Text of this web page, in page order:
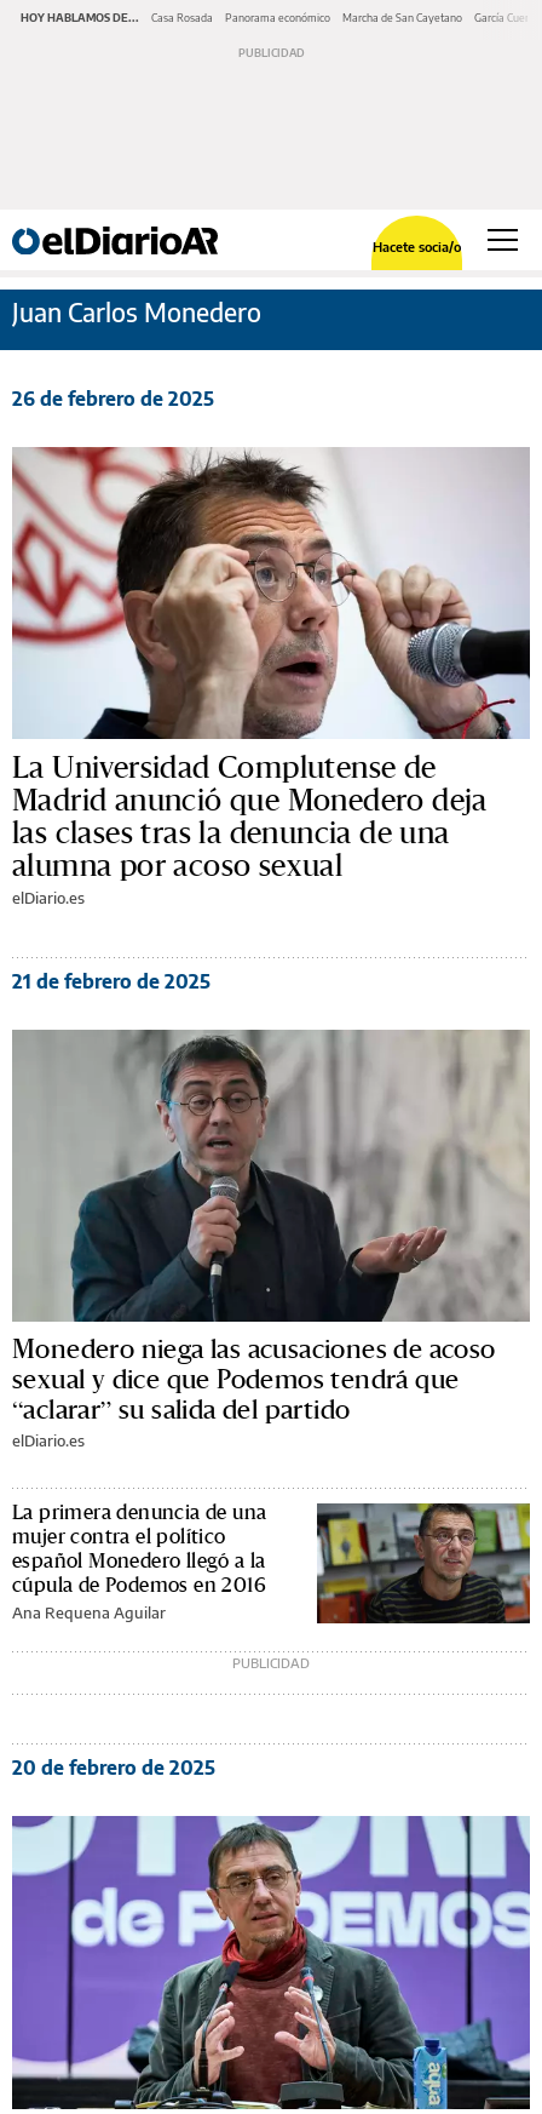
HOY HABLAMOS DE... Casa Rosada Panorama económico Marcha de San Cayetano García Cuerva
Hacete socia/o
Juan Carlos Monedero
26 de febrero de 2025
La Universidad Complutense de
Madrid anunció que Monedero deja
las clases tras la denuncia de una
alumna por acoso sexual
elDiario.es
21 de febrero de 2025
Monedero niega las acusaciones de acoso
sexual y dice que Podemos tendrá que
“aclarar” su salida del partido
elDiario.es
La primera denuncia de una
mujer contra el político
español Monedero llegó a la
cúpula de Podemos en 2016
Ana Requena Aguilar
20 de febrero de 2025